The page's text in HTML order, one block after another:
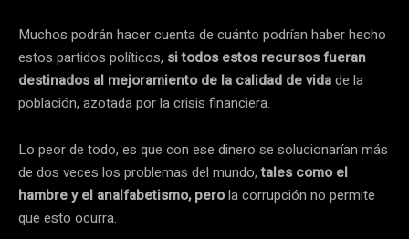
Muchos podrán hacer cuenta de cuánto podrían haber hecho
estos partidos políticos, si todos estos recursos fueran
destinados al mejoramiento de la calidad de vidade la
población, azotada por la crisis financiera.
Lo peor de todo, es que con ese dinero se solucionarían más
de dos veces los problemas del mundo,tales como el
hambre y el analfabetismo, perola corrupción no permite
que esto ocurra.